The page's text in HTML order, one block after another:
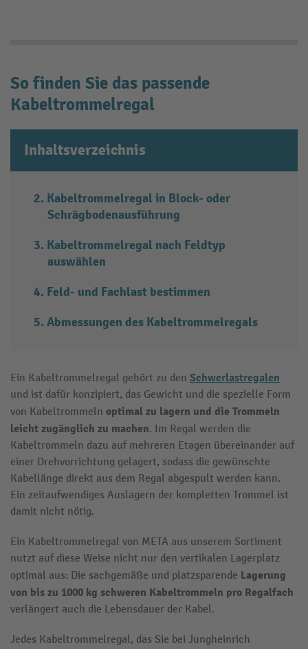
So finden Sie das passende
Kabeltrommelregal
Inhaltsverzeichnis
Kabeltrommelregal in Block- oder
Schrägbodenausführung
Kabeltrommelregal nach Feldtyp
auswählen
Feld- und Fachlast bestimmen
Abmessungen des Kabeltrommelregals
Ein Kabeltrommelregal gehört zu den Schwerlastregalen
und ist dafür konzipiert, das Gewicht und die spezielle Form
von Kabeltrommeln optimal zu lagern und die Trommeln
leicht zugänglich zu machen. Im Regal werden die
Kabeltrommeln dazu auf mehreren Etagen übereinander auf
einer Drehvorrichtung gelagert, sodass die gewünschte
Kabellänge direkt aus dem Regal abgespult werden kann.
Ein zeitaufwendiges Auslagern der kompletten Trommel ist
damit nicht nötig.
Ein Kabeltrommelregal von META aus unserem Sortiment
nutzt auf diese Weise nicht nur den vertikalen Lagerplatz
optimal aus: Die sachgemäße und platzsparende Lagerung
von bis zu 1000 kg schweren Kabeltrommeln pro Regalfach
verlängert auch die Lebensdauer der Kabel.
Jedes Kabeltrommelregal, das Sie bei Jungheinrich